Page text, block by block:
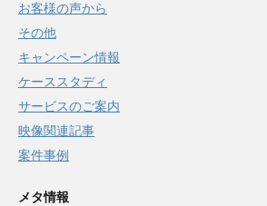
お客様の声から
その他
キャンペーン情報
ケーススタディ
サービスのご案内
映像関連記事
案件事例
メタ情報